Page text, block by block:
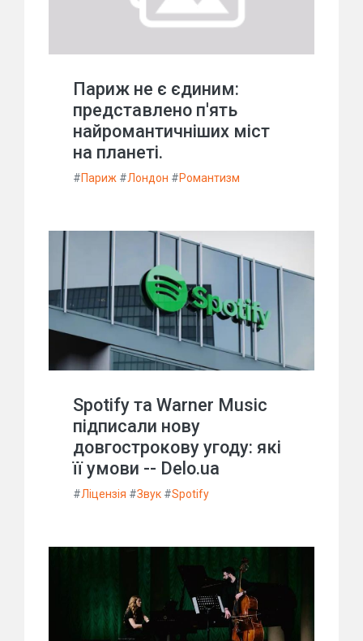
Париж не є єдиним:
представлено п'ять
найромантичніших міст
на планеті.
#Париж #Лондон #Романтизм
Spotify та Warner Music
підписали нову
довгострокову угоду: які
її умови -- Delo.ua
#Ліцензія #Звук #Spotify